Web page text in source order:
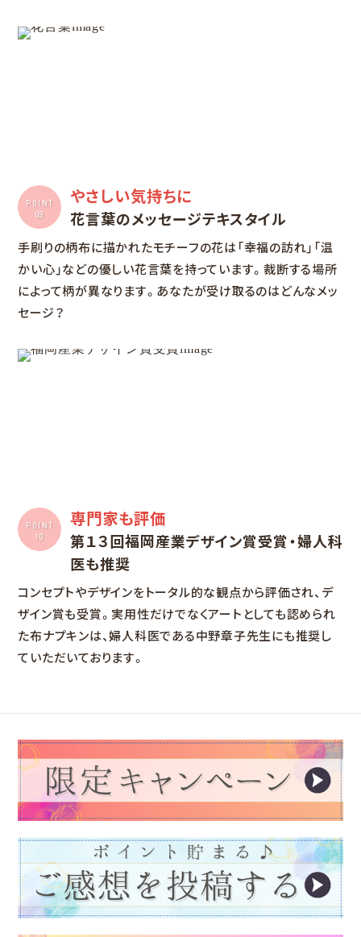
POINT
09
やさしい気持ちに
花言葉のメッセージテキスタイル
手刷りの柄布に描かれたモチーフの花は「幸福の訪れ」「温
かい心」などの優しい花言葉を持っています。裁断する場所
によって柄が異なります。あなたが受け取るのはどんなメッ
セージ？
POINT
10
専門家も評価
第１３回福岡産業デザイン賞受賞・婦人科
医も推奨
コンセプトやデザインをトータル的な観点から評価され、デ
ザイン賞も受賞。実用性だけでなくアートとしても認められ
た布ナプキンは、婦人科医である中野章子先生にも推奨し
ていただいております。